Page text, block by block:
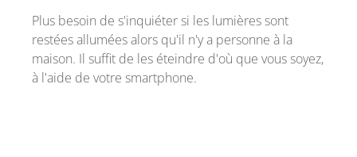
Plus besoin de s'inquiéter si les lumières sont
restées allumées alors qu'il n'y a personne à la
maison. Il suffit de les éteindre d'où que vous soyez,
à l'aide de votre smartphone.